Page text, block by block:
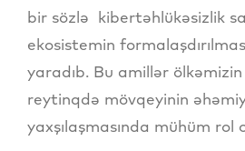
bir sözlə kibertəhlükəsizlik
ekosistemin
yaradıb. Bu amillər
reytinqdə mövqeyinin
yaxşılaşmasında mühüm rol